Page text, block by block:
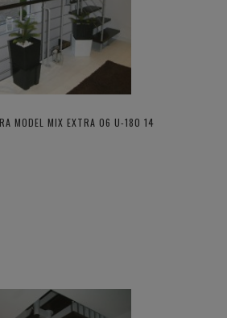
MODEL MIX EXTRA 06 U-180 14